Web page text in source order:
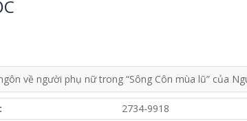
về người phụ nữ trong “Sông Côn mùa lũ” của
2734-9918